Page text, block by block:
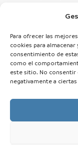
Para ofrecer las
cookies para
consentimiento de
como el
este sitio. No
negativamente a
© 2025 Zamora